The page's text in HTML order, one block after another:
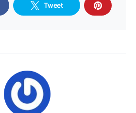
Tweet